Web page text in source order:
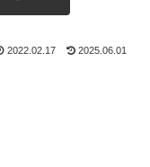
2022.02.17 2025.06.01